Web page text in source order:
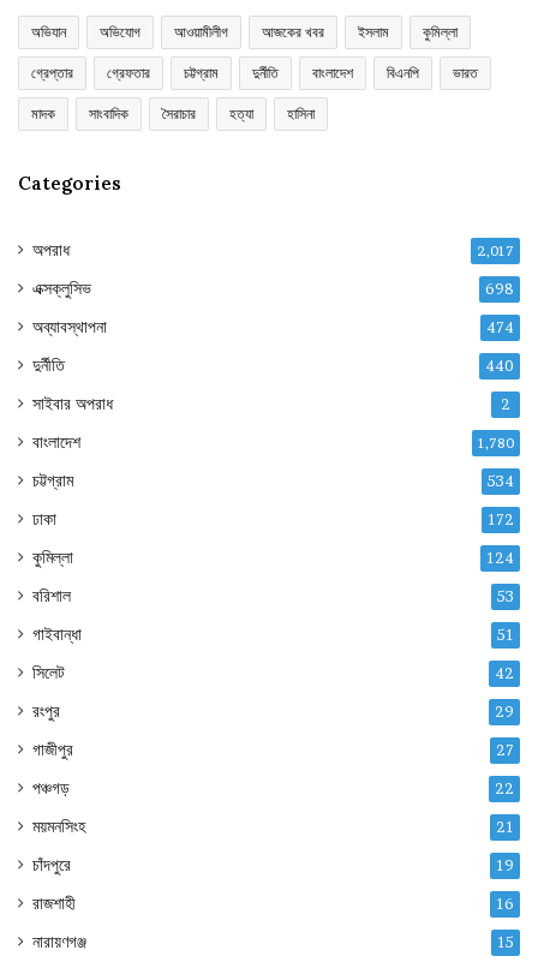
অভিযান অভিযোগ আওয়ামীলীগ আজকের খবর ইসলাম কুমিল্লা
গ্রেপ্তার গ্রেফতার চট্টগ্রাম দুর্নীতি বাংলাদেশ বিএনপি ভারত
মাদক সাংবাদিক সৈরাচার হত্যা হাসিনা
Categories
অপরাধ 2,017
এক্সক্লুসিভ 698
অব্যাবস্থাপনা 474
দুর্নীতি 440
সাইবার অপরাধ 2
বাংলাদেশ 1,780
চট্টগ্রাম 534
ঢাকা 172
কুমিল্লা 124
বরিশাল 53
গাইবান্ধা 51
সিলেট 42
রংপুর 29
গাজীপুর 27
পঞ্চগড় 22
ময়মনসিংহ 21
চাঁদপুরে 19
রাজশাহী 16
নারায়ণগঞ্জ 15